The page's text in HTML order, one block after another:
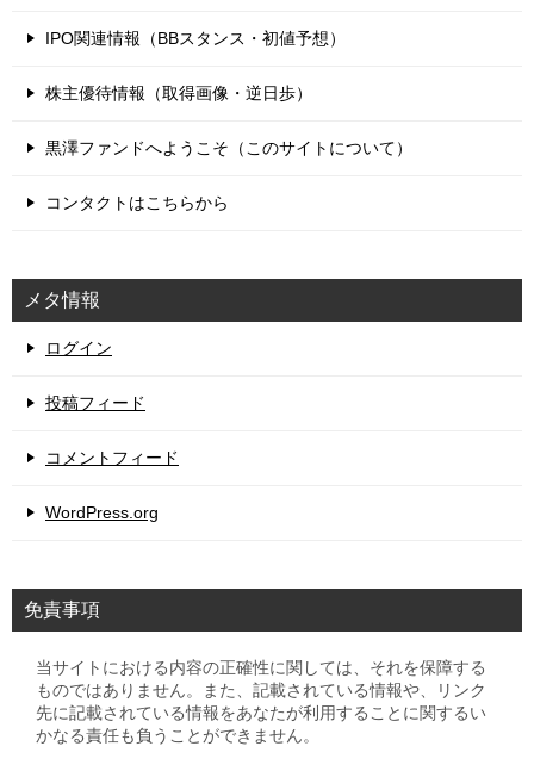
IPO関連情報（BBスタンス・初値予想）
株主優待情報（取得画像・逆日歩）
黒澤ファンドへようこそ（このサイトについて）
コンタクトはこちらから
メタ情報
ログイン
投稿フィード
コメントフィード
WordPress.org
免責事項
当サイトにおける内容の正確性に関しては、それを保障する
ものではありません。また、記載されている情報や、リンク
先に記載されている情報をあなたが利用することに関するい
かなる責任も負うことができません。